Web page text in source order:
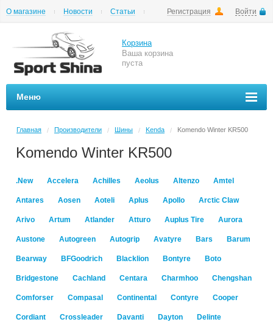
Регистрация Войти
О магазине Новости
Статьи
Корзина
Ваша корзина
пуста
Меню
Главная / Производители / Шины / Kenda / Komendo Winter KR500
Komendo Winter KR500
.New Accelera Achilles Aeolus Altenzo Amtel
Antares Aosen Aoteli Aplus Apollo Arctic Claw
Arivo Artum Atlander Atturo Auplus Tire Aurora
Austone Autogreen Autogrip Avatyre Bars Barum
Bearway BFGoodrich Blacklion Bontyre Boto
Bridgestone Cachland Centara Charmhoo Chengshan
Comforser Compasal Continental Contyre Cooper
Cordiant Crossleader Davanti Dayton Delinte